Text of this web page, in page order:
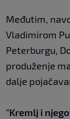
Međutim,
Vladimirom
Peterburgu,
produženje
dalje
“Kremlj i